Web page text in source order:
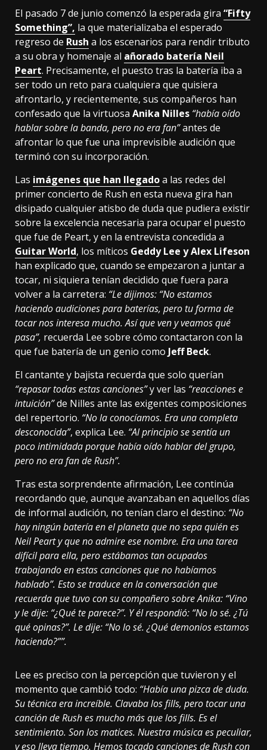
El pasado 7 de junio comenzó la esperada gira “Fifty
Something”, la que materializaba el esperado
regreso de Rush a los escenarios para rendir tributo
a su obra y homenaje al añorado batería Neil
Peart. Precisamente, el puesto tras la batería iba a
ser todo un reto para cualquiera que quisiera
afrontarlo, y recientemente, sus compañeros han
confesado que la virtuosa Anika Nilles “había oído
hablar sobre la banda, pero no era fan”antes de
afrontar lo que fue una imprevisible audición que
terminó con su incorporación.
Las imágenes que han llegadoa las redes del
primer concierto de Rush en esta nueva gira han
disipado cualquier atisbo de duda que pudiera existir
sobre la excelencia necesaria para ocupar el puesto
que fue de Peart, y en la entrevista concedida a
Guitar World, los míticos Geddy Lee y Alex Lifeson
han explicado que, cuando se empezaron a juntar a
tocar, ni siquiera tenían decidido que fuera para
volver a la carretera: “Le dijimos: “No estamos
haciendo audiciones para baterías, pero tu forma de
tocar nos interesa mucho. Así que ven y veamos qué
pasa”, recuerda Lee sobre cómo contactaron con la
que fue batería de un genio como Jeff Beck.
El cantante y bajista recuerda que solo querían
“repasar todas estas canciones”y ver las “reacciones e
intuición”de Nilles ante las exigentes composiciones
del repertorio. “No la conocíamos. Era una completa
desconocida”, explica Lee. “Al principio se sentía un
poco intimidada porque había oído hablar del grupo,
pero no era fan de Rush”.
Tras esta sorprendente afirmación, Lee continúa
recordando que, aunque avanzaban en aquellos días
de informal audición, no tenían claro el destino: “No
hay ningún batería en el planeta que no sepa quién es
Neil Peart y que no admire ese nombre. Era una tarea
difícil para ella, pero estábamos tan ocupados
trabajando en estas canciones que no habíamos
hablado”. Esto se traduce en la conversación que
recuerda que tuvo con su compañero sobre Anika: “Vino
y le dije: “¿Qué te parece?”. Y él respondió: “No lo sé. ¿Tú
qué opinas?”. Le dije: “No lo sé. ¿Qué demonios estamos
haciendo?””.
Lee es preciso con la percepción que tuvieron y el
momento que cambió todo: “Había una pizca de duda.
Su técnica era increíble. Clavaba los fills, pero tocar una
canción de Rush es mucho más que los fills. Es el
sentimiento. Son los matices. Nuestra música es peculiar,
y eso lleva tiempo. Hemos tocado canciones de Rush con